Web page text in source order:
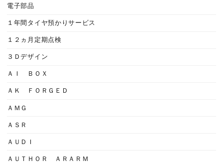
電子部品
１年間タイヤ預かりサービス
１２ヵ月定期点検
３Ｄデザイン
ＡＩ ＢＯＸ
ＡＫ ＦＯＲＧＥＤ
ＡＭＧ
ＡＳＲ
ＡＵＤＩ
ＡＵＴＨＯＲ ＡＲＡＲＭ